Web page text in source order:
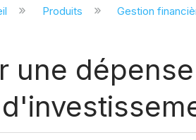
réduire la
Produits Gestion
une